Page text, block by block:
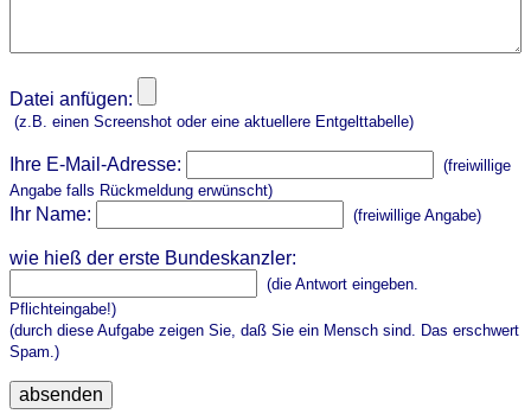
Datei anfügen:
(z.B. einen Screenshot oder eine aktuellere Entgelttabelle)
Ihre E-Mail-Adresse:
(freiwillige
Angabe falls Rückmeldung erwünscht)
Ihr Name: (freiwillige Angabe)
wie hieß der erste Bundeskanzler:
(die Antwort eingeben.
Pflichteingabe!)
(durch diese Aufgabe zeigen Sie, daß Sie ein Mensch sind. Das erschwert
Spam.)